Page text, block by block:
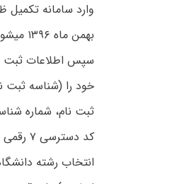
وارد سامانه تکمیل
بهمن ماه
سپس اطلاعات ثبت
خود را (شناسه ثبت
ثبت نام، شماره
کد دسترسی
انتخاب رشته